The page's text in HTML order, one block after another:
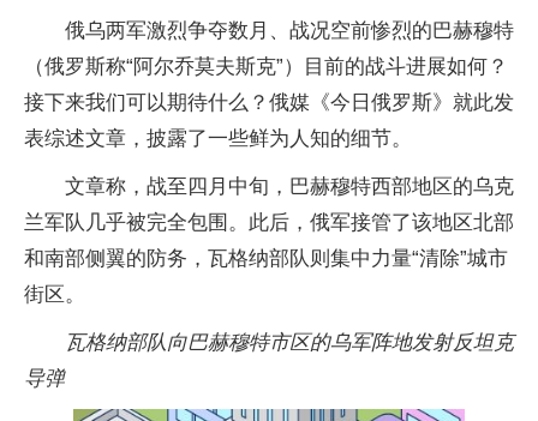
俄乌两军激烈争夺数月、战况空前惨烈的巴赫穆特
（俄罗斯称“阿尔乔莫夫斯克”）目前的战斗进展如何？
接下来我们可以期待什么？俄媒《今日俄罗斯》就此发
表综述文章，披露了一些鲜为人知的细节。
文章称，战至四月中旬，巴赫穆特西部地区的乌克
兰军队几乎被完全包围。此后，俄军接管了该地区北部
和南部侧翼的防务，瓦格纳部队则集中力量“清除”城市
街区。
瓦格纳部队向巴赫穆特市区的乌军阵地发射反坦克
导弹